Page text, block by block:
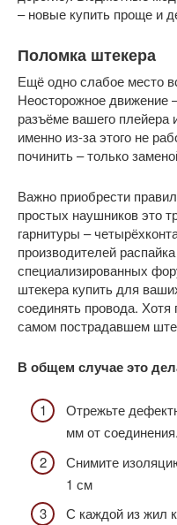
– новые купить проще и
Поломка штекера
Ещё одно слабое место
Неосторожное движение
разъёме вашего
именно из-за этого не
починить – только
Важно приобрести
простых наушников это
гарнитуры –
производителей
специализированных
штекера купить для
соединять провода.
самом пострадавшем
В общем случае это
Отрежьте
мм от соединения.
Снимите
1 см
С каждой из жил